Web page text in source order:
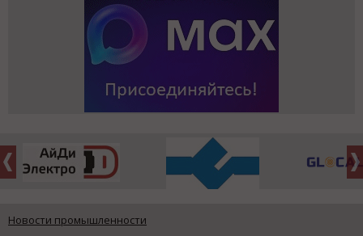
Новости промышленности